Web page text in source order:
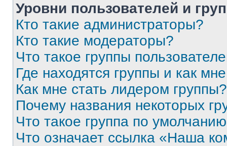
Уровни пользователей и
Кто такие администраторы?
Кто такие модераторы?
Что такое группы
Где находятся группы и как
Как мне стать лидером группы?
Почему названия некоторых
Что такое группа по
Что означает ссылка «Наша